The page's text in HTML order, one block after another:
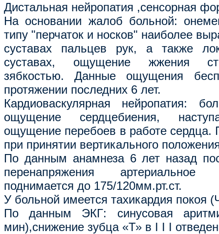
Дистальная нейропатия ,сенсорная
На основании жалоб больной:
типу "перчаток и носков" наиболее
суставах пальцев рук, а также
суставах, ощущение жжения
зябкостью. Данные ощущения
протяжении последних 6 лет.
Кардиоваскулярная нейропатия:
ощущение сердцебиения,
ощущение перебоев в работе сердца.
при принятии вертикального
По данным анамнеза 6 лет назад
перенапряжения
поднимается до 175/120мм.рт.ст.
У больной имеется тахикардия покоя
По данным ЭКГ: синусовая
мин),снижение зубца «Т» в I I I